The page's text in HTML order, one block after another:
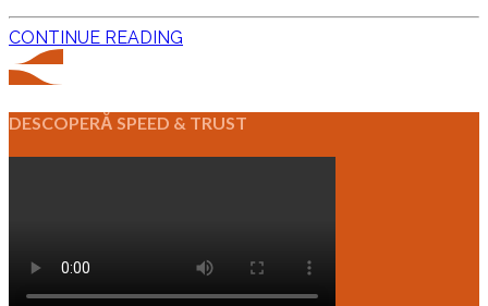
CONTINUE READING
DESCOPERĂ SPEED & TRUST